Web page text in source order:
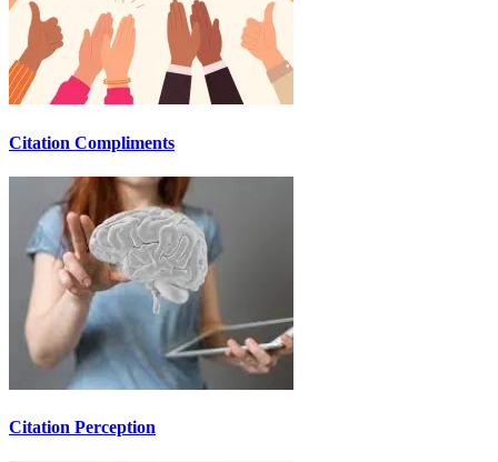
Citation Compliments
Citation Perception